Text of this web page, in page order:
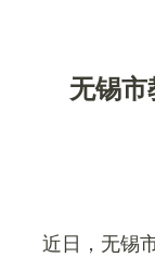
无锡市
近日，无锡